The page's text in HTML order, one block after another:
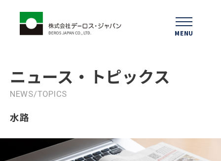
MENU
ニュース ・トピックス
NEWS/TOPICS
水路